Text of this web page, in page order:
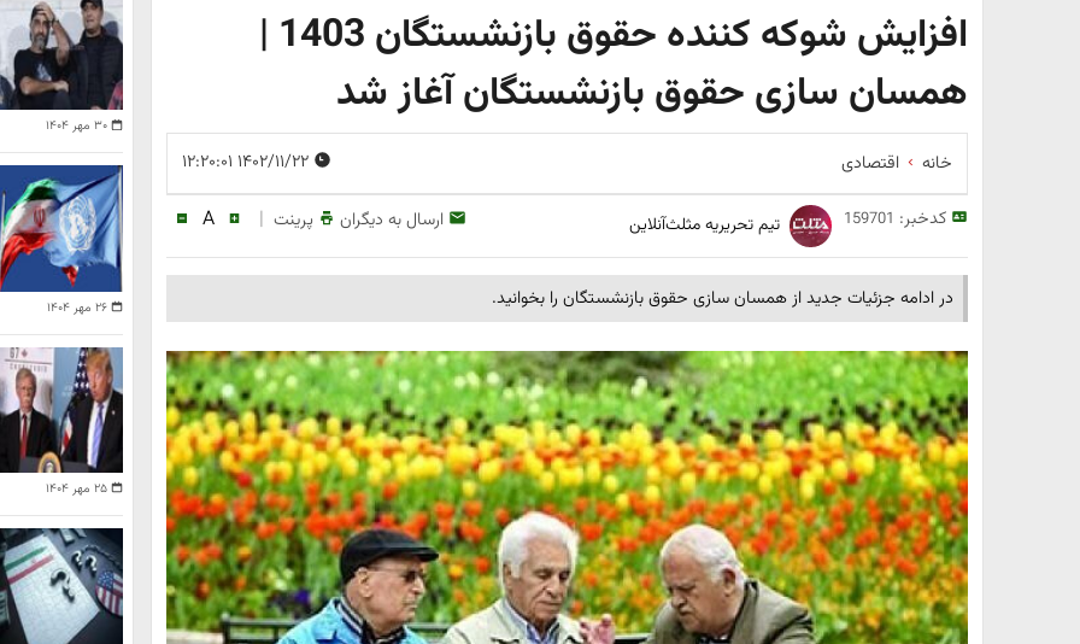
افزایش شوکه کننده حقوق بازنشستگان 1403 |
همسان سازی حقوق بازنشستگان آغاز شد
خانه اقتصادی
کدخبر: 159701 تیم تحریریه مثلث‌آنلاین ارسال به دیگران پرینت |
A
در ادامه جزئیات جدید از همسان سازی حقوق بازنشستگان را بخوانید.
۳۰ مهر ۱۴۰۴
۲۶ مهر ۱۴۰۴
۲۵ مهر ۱۴۰۴